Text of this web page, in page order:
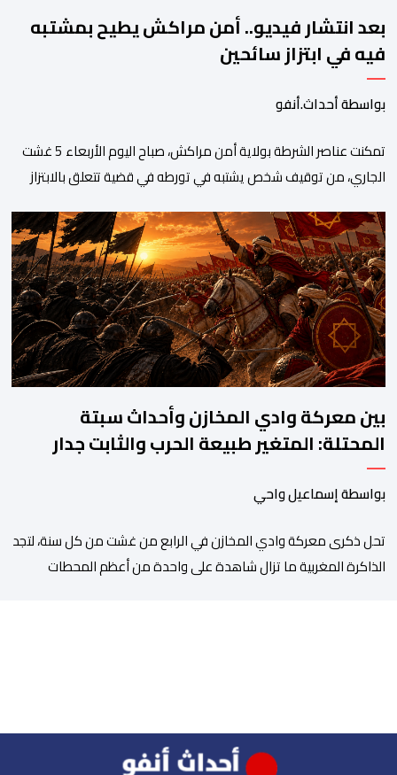
بعد انتشار فيديو.. أمن مراكش يطيح بمشتبه
فيه في ابتزاز سائحين
بواسطة أحداث.أنفو
تمكنت عناصر الشرطة بولاية أمن مراكش، صباح اليوم الأربعاء 5 غشت
الجاري، من توقيف شخص يشتبه في تورطه في قضية تتعلق بالابتزاز
سائحين أجنبيين للابتزاز بالمدينة العتيقة بمراكش، وطالبهما بمبلغ مالي
غير مستحق بدعوى ممارسة نشاط مرتبط بالإرشاد السياحي بدون
رخصة، وهي الأفعال الإجرامية التي […]
بين معركة وادي المخازن وأحداث سبتة
المحتلة: المتغير طبيعة الحرب والثابت جدار
الصد الوطني
بواسطة إسماعيل واحي
تحل ذكرى معركة وادي المخازن في الرابع من غشت من كل سنة، لتجد
الذاكرة المغربية ما تزال شاهدة على واحدة من أعظم المحطات